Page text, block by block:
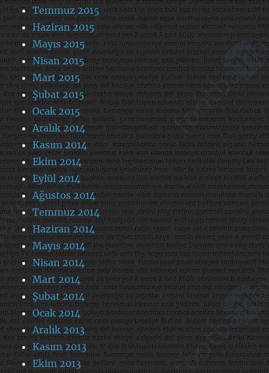
Temmuz 2015
Haziran 2015
Mayıs 2015
Nisan 2015
Mart 2015
Şubat 2015
Ocak 2015
Aralık 2014
Kasım 2014
Ekim 2014
Eylül 2014
Ağustos 2014
Temmuz 2014
Haziran 2014
Mayıs 2014
Nisan 2014
Mart 2014
Şubat 2014
Ocak 2014
Aralık 2013
Kasım 2013
Ekim 2013